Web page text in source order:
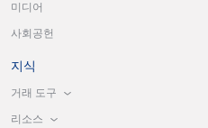
미디어
사회공헌
지식
거래 도구
리소스